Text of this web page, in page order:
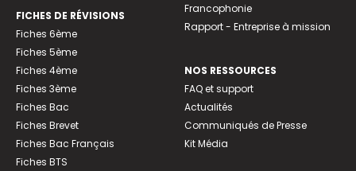
FICHES DE RÉVISIONS
Fiches 6ème
Fiches 5ème
Fiches 4ème
Fiches 3ème
Fiches Bac
Fiches Brevet
Fiches Bac Français
Fiches BTS
Francophonie
Rapport - Entreprise à mission
NOS RESSOURCES
FAQ et support
Actualités
Communiqués de Presse
Kit Média